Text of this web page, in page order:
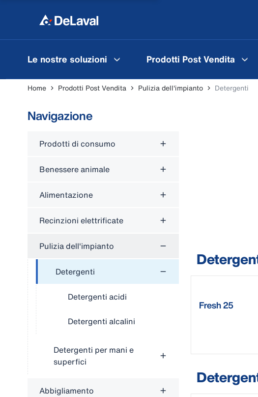
Le nostre soluzioni Prodotti Post Vendita
Home Prodotti Post Vendita Pulizia dell'impianto Detergenti
Navigazione
Prodotti di consumo
Benessere animale
Alimentazione
Recinzioni elettrificate
Pulizia dell'impianto
Detergenti
Detergenti acidi
Detergenti alcalini
Detergenti per mani e
superfici
Abbigliamento
Fresh 25